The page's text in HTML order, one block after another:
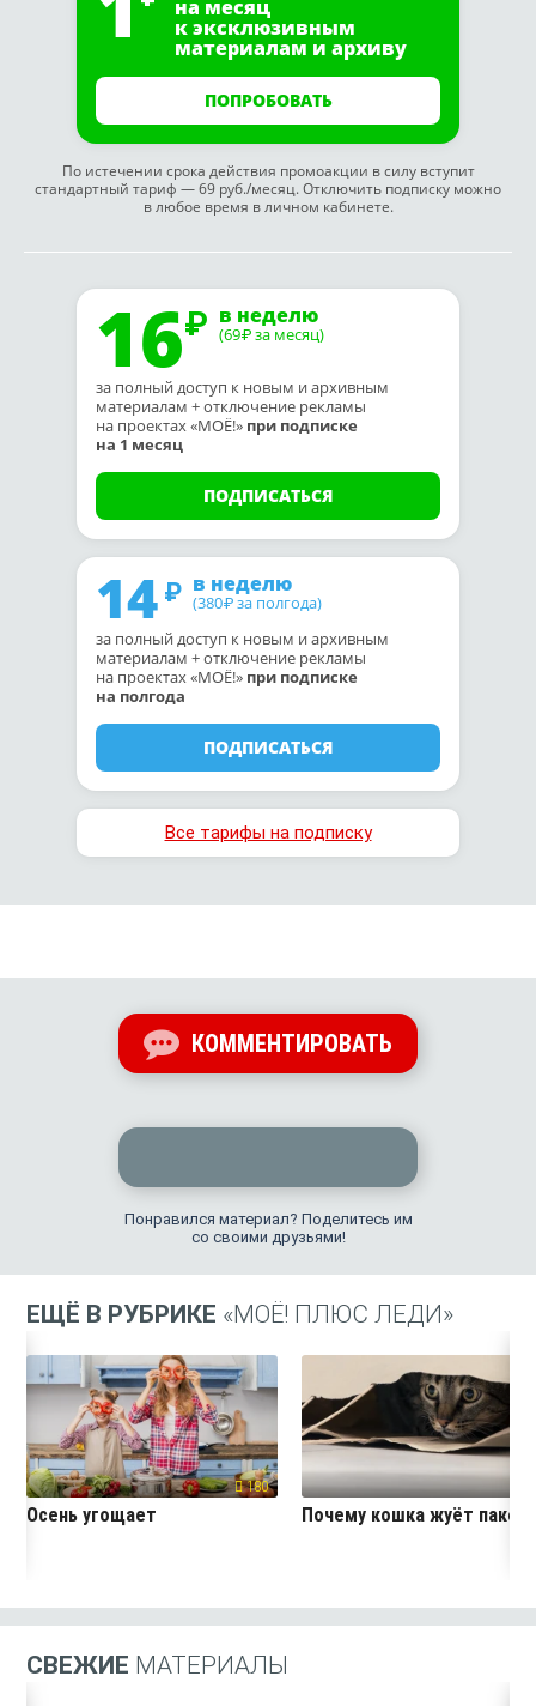
на месяц
к эксклюзивным
материалам и архиву
ПОПРОБОВАТЬ
По истечении срока действия промоакции в силу вступит
стандартный тариф — 69 руб./месяц. Отключить подписку можно
в любое время в личном кабинете.
16 в неделю
(69₽ за месяц)
за полный доступ к новым и архивным
материалам + отключение рекламы
на проектах «МОЁ!» при подписке
на 1 месяц
ПОДПИСАТЬСЯ
14 в неделю
(380₽ за полгода)
за полный доступ к новым и архивным
материалам + отключение рекламы
на проектах «МОЁ!» при подписке
на полгода
ПОДПИСАТЬСЯ
Все тарифы на подписку
КОММЕНТИРОВАТЬ
Понравился материал? Поделитесь им
со своими друзьями!
ЕЩЁ В РУБРИКЕ «МОЁ! ПЛЮС ЛЕДИ»
180
Осень угощает Почему кошка жуёт
СВЕЖИЕ МАТЕРИАЛЫ